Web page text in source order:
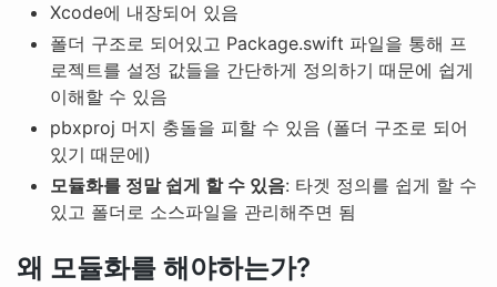
Xcode에 내장되어 있음
폴더 구조로 되어있고 Package.swift 파일을 통해 프
로젝트를 설정 값들을 간단하게 정의하기 때문에 쉽게
이해할 수 있음
pbxproj 머지 충돌을 피할 수 있음 (폴더 구조로 되어
있기 때문에)
모듈화를 정말 쉽게 할 수 있음: 타겟 정의를 쉽게 할 수
있고 폴더로 소스파일을 관리해주면 됨
왜 모듈화를 해야하는가?